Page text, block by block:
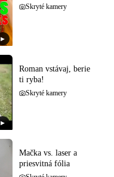
▶
Skryté kamery
▶
Roman vstávaj, berie
ti ryba!
Skryté kamery
Mačka vs. laser a
priesvitná fólia